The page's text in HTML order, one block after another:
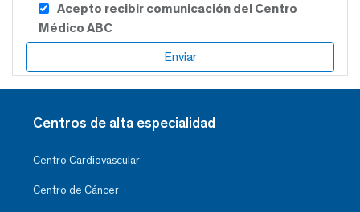
Acepto recibir comunicación del Centro
Médico ABC
Centros de alta especialidad
Centro Cardiovascular
Centro de Cáncer